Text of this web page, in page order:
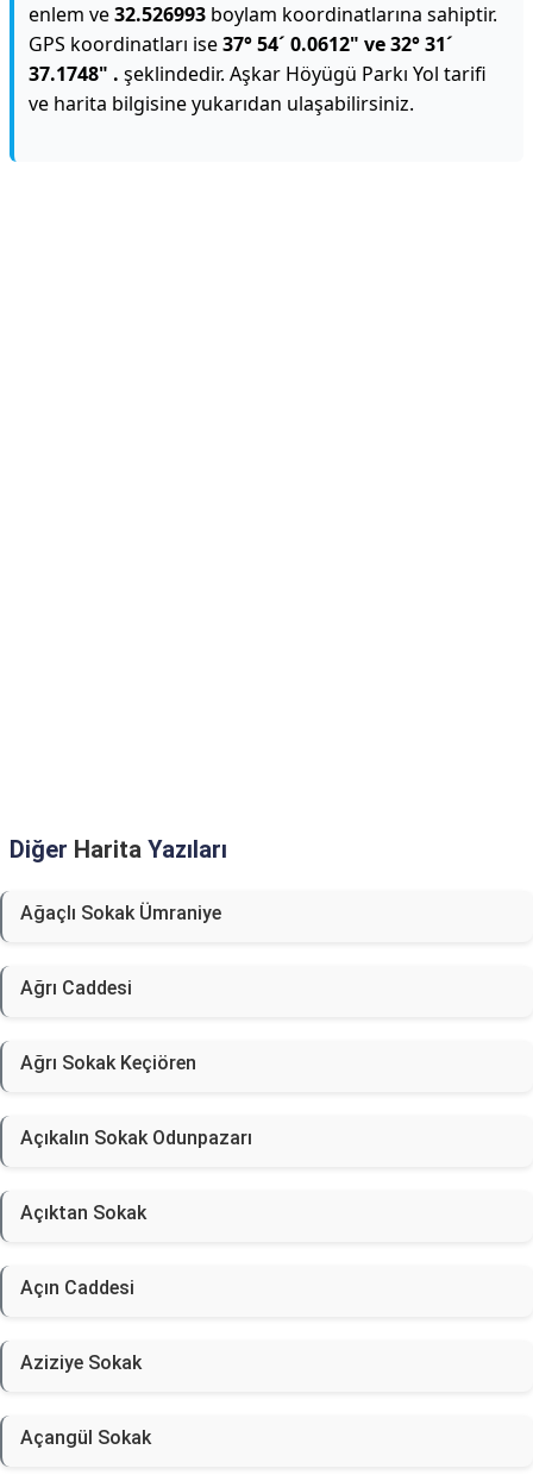
enlem ve32.526993 boylam koordinatlarına sahiptir.
GPS koordinatları ise37° 54´ 0.0612" ve 32° 31´
37.1748" . şeklindedir. Aşkar Höyügü Parkı Yol tarifi
ve harita bilgisine yukarıdan ulaşabilirsiniz.
Diğer Harita Yazıları
Ağaçlı Sokak Ümraniye
Ağrı Caddesi
Ağrı Sokak Keçiören
Açıkalın Sokak Odunpazarı
Açıktan Sokak
Açın Caddesi
Aziziye Sokak
Açangül Sokak